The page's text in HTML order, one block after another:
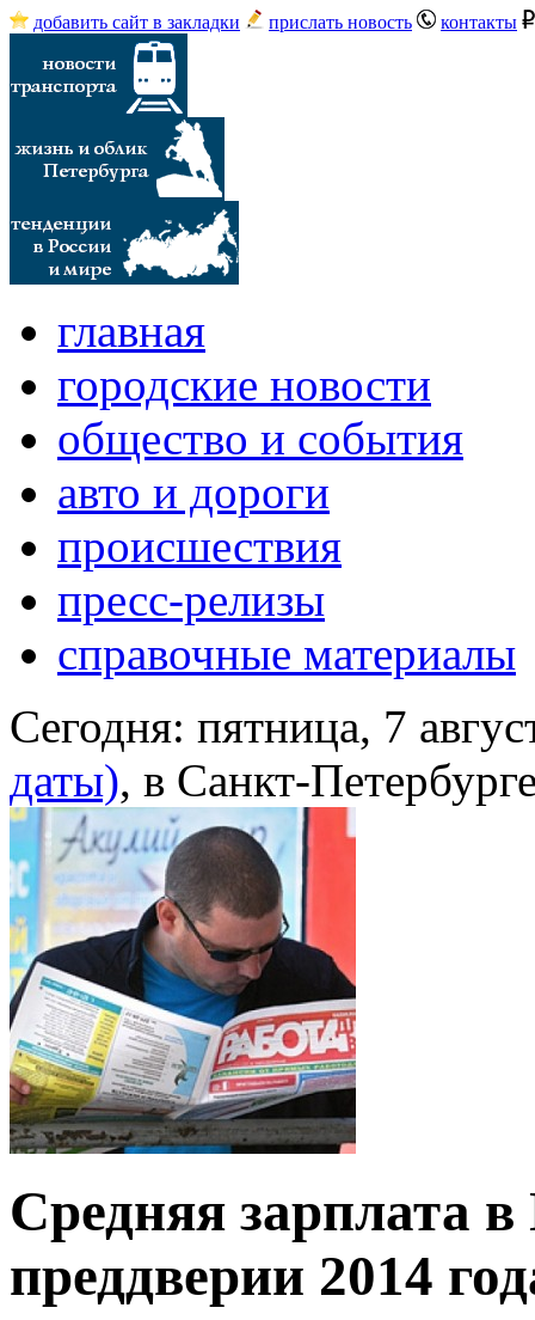
добавить сайт в закладки прислать новость контакты
главная
городские новости
общество и события
авто и дороги
происшествия
пресс-релизы
справочные материалы
Сегодня: пятница, 7
даты), в Санкт-
Средняя зарплата в
преддверии 2014